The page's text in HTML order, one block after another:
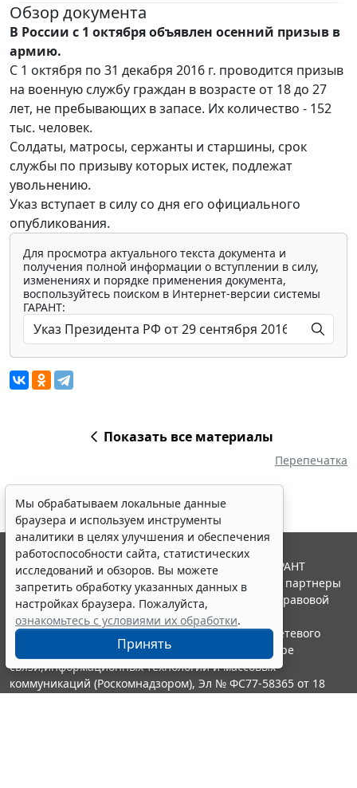
Обзор документа
В России с 1 октября объявлен осенний призыв в
армию.
C 1 октября по 31 декабря 2016 г. проводится призыв
на военную службу граждан в возрасте от 18 до 27
лет, не пребывающих в запасе. Их количество - 152
тыс. человек.
Солдаты, матросы, сержанты и старшины, срок
службы по призыву которых истек, подлежат
увольнению.
Указ вступает в силу со дня его официального
опубликования.
Для просмотра актуального текста документа и
получения полной информации о вступлении в силу,
изменениях и порядке применения документа,
воспользуйтесь поиском в Интернет-версии системы
ГАРАНТ:
Показать все материалы
Перепечатка
Мы обрабатываем локальные данные
браузера и используем инструменты
аналитики в целях улучшения и обеспечения
работоспособности сайта, статистических
исследований и обзоров. Вы можете
запретить обработку указанных данных в
настройках браузера. Пожалуйста,
ознакомьтесь с условиями их обработки.
Принять
© ООО "НПП "ГАРАНТ-СЕРВИС", 2026. Система ГАРАНТ
выпускается с 1990 года. Компания "Гарант" и ее партнеры
являются участниками Российской ассоциации правовой
информации ГАРАНТ.
Портал ГАРАНТ.РУ зарегистрирован в качестве сетевого
издания Федеральной службой по надзору в сфере
связи,информационных технологий и массовых
коммуникаций (Роскомнадзором), Эл № ФС77-58365 от 18